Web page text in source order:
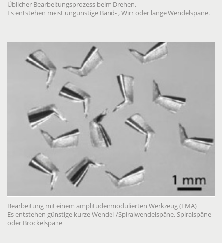
Üblicher Bearbeitungsprozess beim Drehen.
Es entstehen meist ungünstige Band- , Wirr oder lange Wendelspäne.
Bearbeitung mit einem amplitudenmodulierten Werkzeug (FMA)
Es entstehen günstige kurze Wendel-/Spiralwendelspäne, Spiralspäne
oder Bröckelspäne